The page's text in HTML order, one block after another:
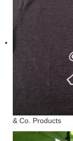
& Co. Products